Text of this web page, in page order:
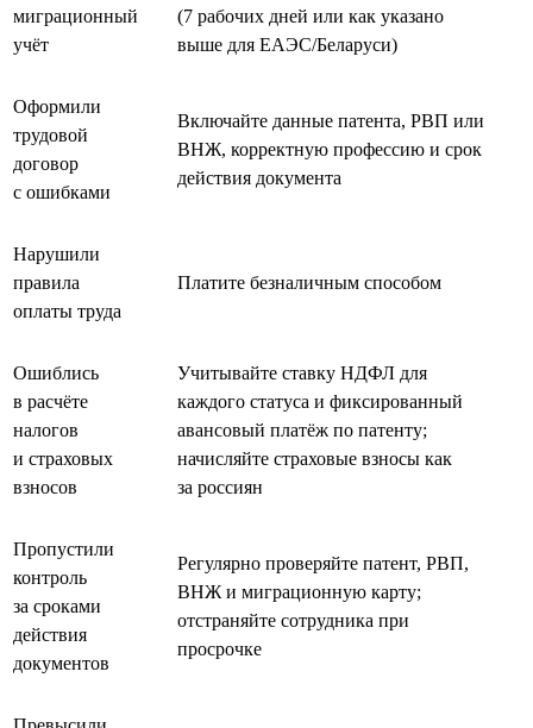
миграционный
учёт
(7 рабочих дней или как указано
выше для ЕАЭС/Беларуси)
Оформили
трудовой
договор
с ошибками
Включайте данные патента, РВП или
ВНЖ, корректную профессию и срок
действия документа
Нарушили
правила
оплаты труда
Платите безналичным способом
Ошиблись
в расчёте
налогов
и страховых
взносов
Учитывайте ставку НДФЛ для
каждого статуса и фиксированный
авансовый платёж по патенту;
начисляйте страховые взносы как
за россиян
Пропустили
контроль
за сроками
действия
документов
Регулярно проверяйте патент, РВП,
ВНЖ и миграционную карту;
отстраняйте сотрудника при
просрочке